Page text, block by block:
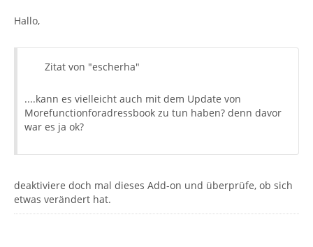
Hallo,
Zitat von "escherha"
....kann es vielleicht auch mit dem Update von
Morefunctionforadressbook zu tun haben? denn davor
war es ja ok?
deaktiviere doch mal dieses Add-on und überprüfe, ob sich
etwas verändert hat.